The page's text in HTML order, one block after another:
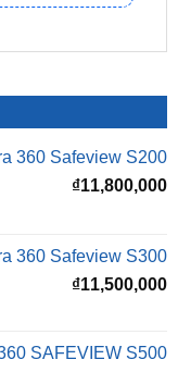
360 Safeview S200
₫11,800,000
360 Safeview S300
SAFEVIEW S500
gốc